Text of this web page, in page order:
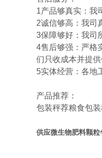
1产品够真实：我
2诚信够高：我司
3保障够好：我司
4售后够强：严格
们只收成本并提
5实体经营：各地
产品推荐：
包装秤荐粮食包
供应微生物肥料颗